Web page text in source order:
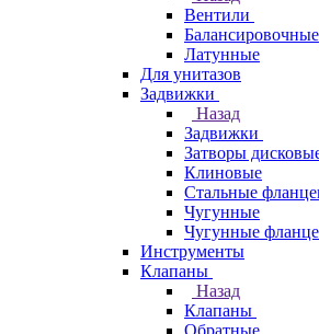
Вентили
Балансировочные
Латунные
Для унитазов
Задвижки
Назад
Задвижки
Затворы
Клиновые
Стальные
Чугунные
Чугунные
Инструменты
Клапаны
Назад
Клапаны
Обратные